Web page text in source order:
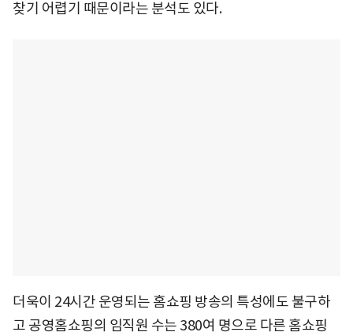
찾기 어렵기 때문이라는 분석도 있다.
더욱이 24시간 운영되는 홈쇼핑 방송의 특성에도 불구하
고 공영홈쇼핑의 임직원 수는 380여 명으로 다른 홈쇼핑